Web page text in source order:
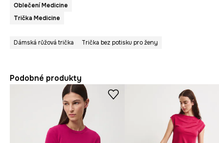
Oblečení Medicine
Trička Medicine
Dámská růžová trička Trička bez potisku pro ženy
Podobné produkty